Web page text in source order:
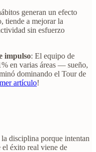
generan un efecto
tiende a mejorar la
sin esfuerzo
impulso: El equipo de
en varias áreas — sueño,
dominando el Tour de
artículo!
disciplina porque intentan
el éxito real viene de